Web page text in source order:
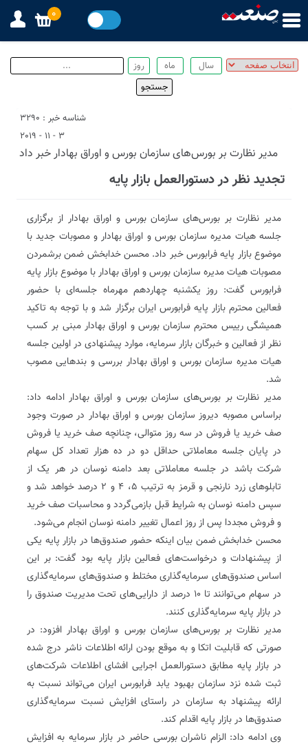
شناسه خبر : 3290
3 - 11 - 2019
مدیر نظارت بر بورس‌های سازمان بورس و اوراق بهادار خبر داد
تجدید نظر در دستورالعمل بازار پایه
مدیر نظارت بر بورس‌های سازمان بورس و اوراق بهادار از برگزاری
جلسه هیات مدیره سازمان بورس و اوراق بهادار و مصوبات جدید با
موضوع بازار پایه فرابورس خبر داد. محسن خدابخش ضمن برشمردن
مصوبات هیات مدیره سازمان بورس و اوراق بهادار با موضوع بازار پایه
فرابورس گفت: روز یکشنبه چهاردهم مهرماه جلسه‌ای با حضور
فعالین محترم بازار پایه فرابورس ایران برگزار شد و با توجه به تاکید
همیشگی رییس محترم سازمان بورس و اوراق بهادار مبنی بر کسب
نظر از فعالین و خبرگان بازار سرمایه، موارد پیشنهادی در اولین جلسه
هیات مدیره سازمان بورس و اوراق بهادار بررسی و بندهایی مصوب
شد.
مدیر نظارت بر بورس‌های سازمان بورس و اوراق بهادار ادامه داد:
براساس مصوبه دیروز سازمان بورس و اوراق بهادار در صورت وجود
صف خرید یا فروش در سه روز متوالی، چنانچه صف خرید یا فروش
در پایان جلسه معاملاتی حداقل دو در ده هزار تعداد کل سهام
شرکت باشد در جلسه معاملاتی بعد دامنه نوسان در هر یک از
تابلوهای زرد نارنجی و قرمز به ترتیب ۵، ۴ و ۲ درصد خواهد شد و
سپس دامنه نوسان به شرایط قبل بازمی‌گردد و محاسبات صف خرید
و فروش مجددا پس از روز اعمال تغییر دامنه نوسان انجام می‌شود.
محسن خدابخش ضمن بیان اینکه حضور صندوق‌ها در بازار پایه یکی
از پیشنهادات و درخواست‌های فعالین بازار پایه بود گفت: بر این
اساس صندوق‌های سرمایه‌گذاری مختلط و صندوق‌‌های سرمایه‌گذاری
در سهام می‌توانند تا ۱۰ درصد از دارایی‌های تحت مدیریت صندوق را
در بازار پایه سرمایه‌گذاری کنند.
مدیر نظارت بر بورس‌های سازمان بورس و اوراق بهادار افزود: در
صورتی که قابلیت اتکا و به موقع بودن ارائه اطلاعات ناشر درج شده
در بازار پایه مطابق دستورالعمل اجرایی افشای اطلاعات شرکت‌های
ثبت شده نزد سازمان بهبود یابد فرابورس ایران می‌تواند نسبت به
ارائه پیشنهاد به سازمان در راستای افزایش نسبت سرمایه‌گذاری
صندوق‌ها در بازار پایه اقدام کند.
وی ادامه داد: الزام ناشران بورسی حاضر در بازار سرمایه به افزایش
0